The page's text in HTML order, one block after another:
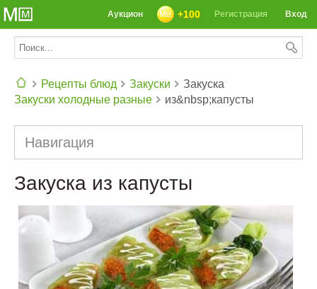
Вход
Регистрация
+100
Аукцион
Рецепты блюд
Закуски
Закуски холодные разные
Закуска
из&nbsp;капусты
Навигация
Закуска из капусты